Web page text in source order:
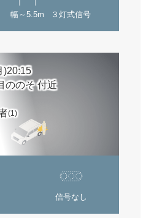
幅～5.5m ３灯式信号
)20:15
ののそ 付近
(1)
信号なし